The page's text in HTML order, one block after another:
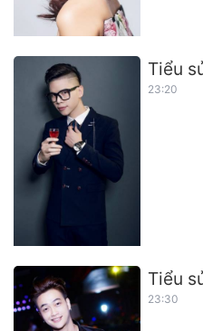
Tiểu
23:20
Tiểu
23:30